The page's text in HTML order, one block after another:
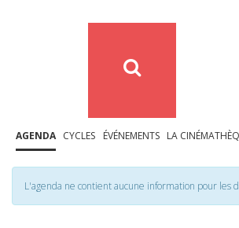
AGENDA CYCLES ÉVÉNEMENTS LA
L'agenda ne contient aucune information pour les